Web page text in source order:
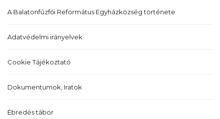
A Balatonfűzfői Református Egyházközség története
Adatvédelmi irányelvek
Cookie Tájékoztató
Dokumentumok, Iratok
Ébredés tábor